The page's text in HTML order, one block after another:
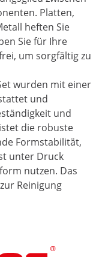
Platten,
heften Sie
Sie für Ihre
um sorgfältig zu
wurden mit einer
und
und
die robuste
Formstabilität,
unter Druck
nutzen. Das
Reinigung